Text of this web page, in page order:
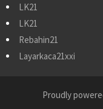
LK21
LK21
Rebahin21
Layarkaca21xxi
Proudly